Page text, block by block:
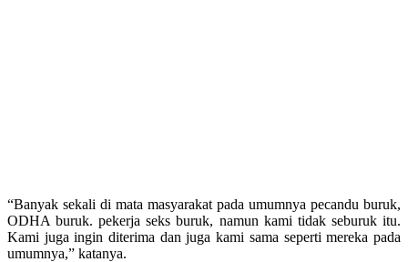
“Banyak sekali di mata masyarakat pada umumnya pecandu buruk,
ODHA buruk. pekerja seks buruk, namun kami tidak seburuk itu.
Kami juga ingin diterima dan juga kami sama seperti mereka pada
umumnya,” katanya.